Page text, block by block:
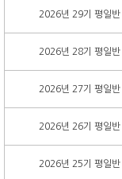
2026년 29기 평일반
2026년 28기 평일반
2026년 27기 평일반
2026년 26기 평일반
2026년 25기 평일반